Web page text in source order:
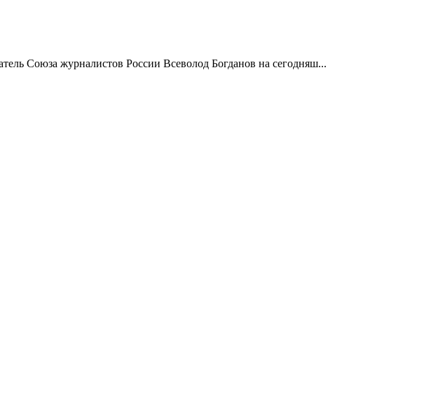
Союза журналистов России Всеволод Богданов на сегодняш...